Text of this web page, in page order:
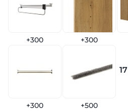
+300 +300
+300 +500
17